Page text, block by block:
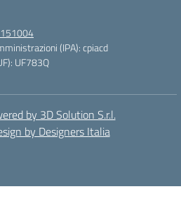
(IPA): cpiacd
UF783Q
by 3D Solution S.r.l.
by Designers Italia